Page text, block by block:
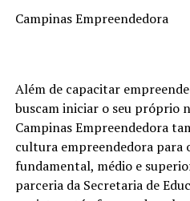
Campinas Empreendedora
Além de capacitar
buscam iniciar o seu próprio
Campinas Empreendedora
cultura empreendedora para
fundamental, médio e
parceria da Secretaria de